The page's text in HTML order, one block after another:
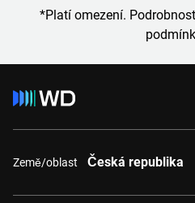
*Platí omezení.
Země/oblast Česká republika